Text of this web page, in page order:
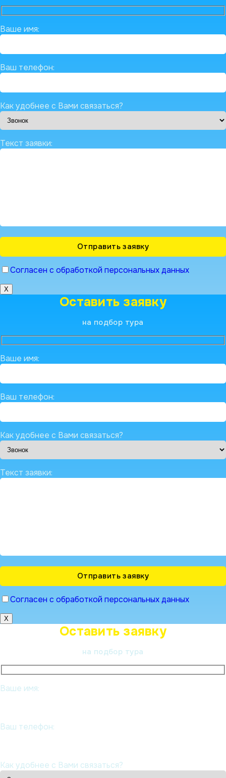
Ваше имя:
Ваш телефон:
Как удобнее с Вами связаться?
Текст заявки:
Согласен с обработкой персональных данных
X
Оставить заявку
на подбор тура
Ваше имя:
Ваш телефон:
Как удобнее с Вами связаться?
Текст заявки:
Согласен с обработкой персональных данных
X
Оставить заявку
на подбор тура
Ваше имя:
Ваш телефон:
Как удобнее с Вами связаться?